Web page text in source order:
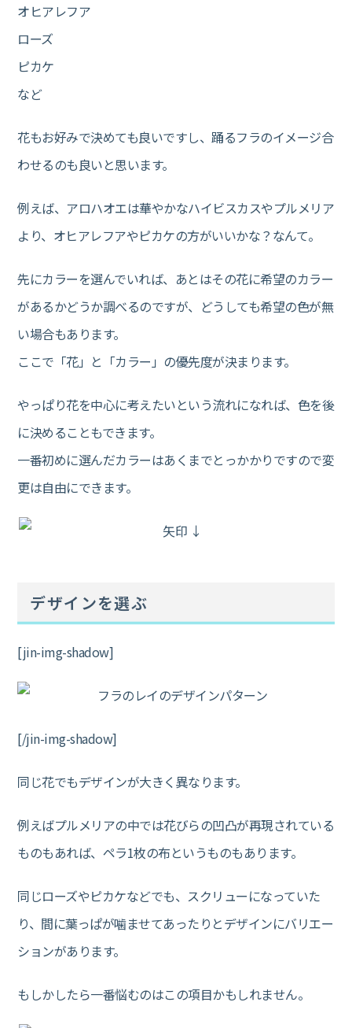
オヒアレフア
ローズ
ピカケ
など
花もお好みで決めても良いですし、踊るフラのイメージ合
わせるのも良いと思います。
例えば、アロハオエは華やかなハイビスカスやプルメリア
より、オヒアレフアやピカケの方がいいかな？なんて。
先にカラーを選んでいれば、あとはその花に希望のカラー
があるかどうか調べるのですが、どうしても希望の色が無
い場合もあります。
ここで「花」と「カラー」の優先度が決まります。
やっぱり花を中心に考えたいという流れになれば、色を後
に決めることもできます。
一番初めに選んだカラーはあくまでとっかかりですので変
更は自由にできます。
デザインを選ぶ
[jin-img-shadow]
[/jin-img-shadow]
同じ花でもデザインが大きく異なります。
例えばプルメリアの中では花びらの凹凸が再現されている
ものもあれば、ペラ1枚の布というものもあります。
同じローズやピカケなどでも、スクリューになっていた
り、間に葉っぱが噛ませてあったりとデザインにバリエー
ションがあります。
もしかしたら一番悩むのはこの項目かもしれません。